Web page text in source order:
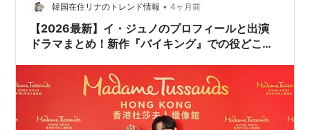
韓国在住リナのトレンド情報 • 4ヶ月前
【2026最新】イ・ジュノのプロフィールと出演
ドラマまとめ！新作『バイキング』での役どころ